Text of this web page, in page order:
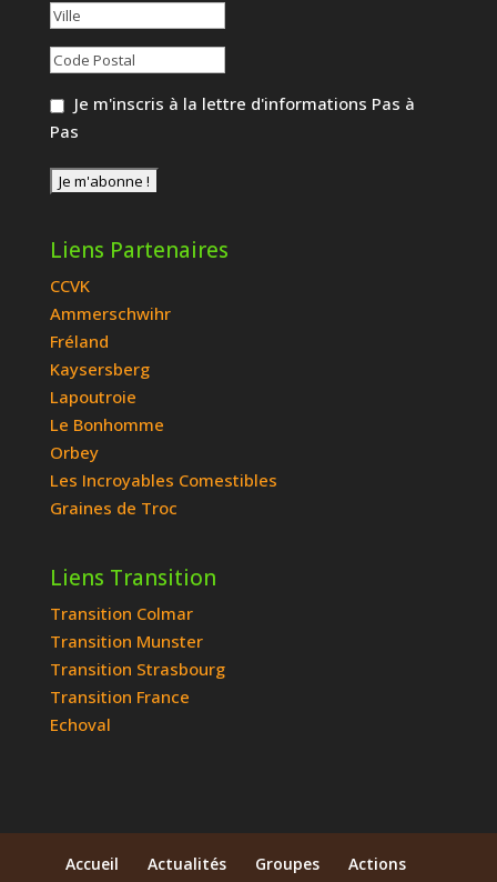
Je m'inscris à la lettre d'informations Pas à
Pas
Liens Partenaires
CCVK
Ammerschwihr
Fréland
Kaysersberg
Lapoutroie
Le Bonhomme
Orbey
Les Incroyables Comestibles
Graines de Troc
Liens Transition
Transition Colmar
Transition Munster
Transition Strasbourg
Transition France
Echoval
Accueil Actualités Groupes
Actions